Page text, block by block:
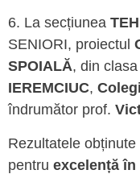
6. La secțiunea
SENIORI, proiectul
SPOIALĂ, din
IEREMCIUC,
îndrumător prof.
Rezultatele
pentru excelență